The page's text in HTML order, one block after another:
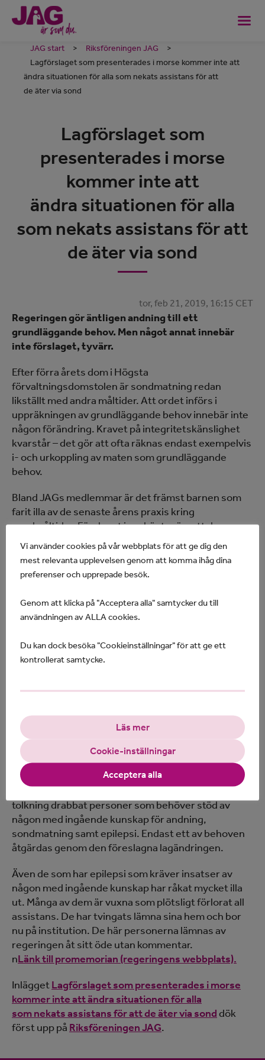
JAG start > Riksföreningen JAG
>
Lagförslaget som presenterades i morse kommer inte att
ändra situationen för alla som nekats assistans för att
de äter via sond
Lagförslaget som
presenterades i morse
kommer inte att
ändra situationen för alla
som nekats assistans för att
de äter via sond
tor, feb 21, 2019, 16:15 CET
Regeringengöräntligenandning till ett
grundläggande behov. Men något annat innebär
inte förslaget, tyvärr.
Efter förra årets dom i Högsta
förvaltningsdomstolen är sondmatning redan
likställt med andra måltider. Att ordet införs i
uppräkningen av grundläggande behov innebär inte
någon förändring. Kravet på integritetskänslighet
kvarstår – det gör att ofta räknas endast exempelvis
i- och urkoppling av maten som grundläggande
behov.
Bland JAGs medlemmar är det främst barnen som
farit illa av de senaste årens praxis kring
sondmåltider. Förslaget innebär tyvärr att den
restriktiva tillämpningen skulle fortsätta.
Regeringen räknar inte heller med att någon enda ny
person får assistans tack vare förtydligandet kring
att äta via sond. Ministerns uttalande om att
lagändringen säkerställer att behov av assistans för
att äta via sond ska ge rätt till personlig
assistans måste tolkas som ett luftslott.
En tydlig positiv förändring är däremot förslaget
att andning ska utgöra ett grundläggande behov.
med tracheostomi som behöver kontinuerlig
eller åker ur. Socialdepartementet räknar med att
det handlar om ungefär 50 personer som tack vare
det nya grundläggande behovet andning kommer
att beviljas statlig assistansersättning.
I promemorian konstateras att Försäkringskassans
tolkning drabbat personer som behöver stöd av
någon med ingående kunskap för andning,
sondmatning samt epilepsi. Endast ett av behoven
åtgärdas genom den föreslagna lagändringen.
Även de som har epilepsi som kräver insatser av
någon med ingående kunskap har råkat mycket illa
ut. Många av dem är vuxna som plötsligt förlorat all
assistans. De har tvingats lämna sina hem och bor
nu på institution. De här personerna lämnas av
regeringen åt sitt öde utan kommentar.
nLänk till promemorian (regeringens webbplats).
InläggetLagförslaget som presenterades i morse
kommer inte att ändra situationen för alla
som nekats assistans för att de äter via sonddök
först upp på Riksföreningen JAG.
Vi använder cookies på vår webbplats för att ge dig den
mest relevanta upplevelsen genom att komma ihåg dina
preferenser och upprepade besök.
Genom att klicka på "Acceptera alla" samtycker du till
användningen av ALLA cookies.
Du kan dock besöka "Cookieinställningar" för att ge ett
kontrollerat samtycke.
Läs mer
Cookie-inställningar
Acceptera alla